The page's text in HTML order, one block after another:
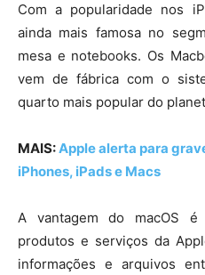
Com a popularidade nos
ainda mais famosa no
mesa e notebooks. Os
vem de fábrica com o
quarto mais popular do
MAIS:Apple alerta para
iPhones, iPads e Macs
A vantagem do macOS
produtos e serviços da
informações e arquivos